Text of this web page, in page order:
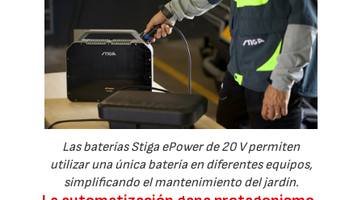
Las baterías Stiga ePower de 20 V permiten
utilizar una única batería en diferentes equipos,
simplificando el mantenimiento del jardín.